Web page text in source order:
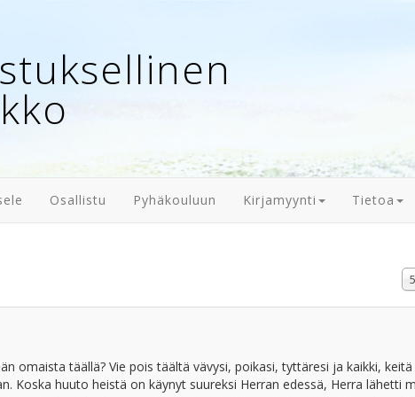
Osallistu Pyhäkouluun Kirjamyynti Tietoa
#
omaista täällä? Vie pois täältä vävysi, poikasi, tyttäresi ja kaikki, keitä
Koska huuto heistä on käynyt suureksi Herran edessä, Herra lähetti